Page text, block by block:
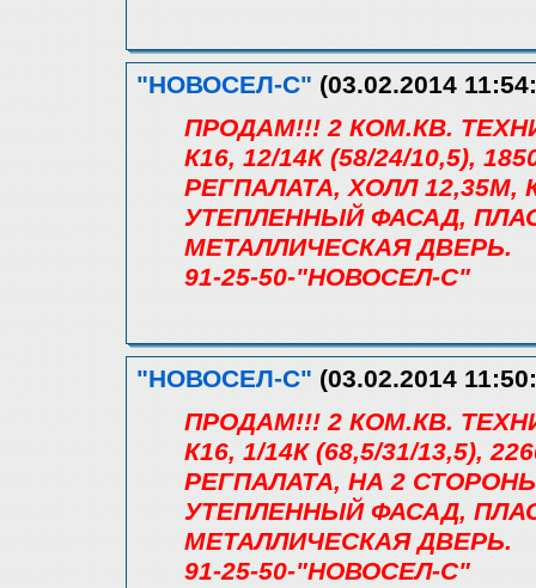
"НОВОСЕЛ-С" (03.02.2014
ПРОДАМ!!! 2 КОМ.КВ.
К16, 12/14К (58/24/10,5),
РЕГПАЛАТА, ХОЛЛ 12,35М,
УТЕПЛЕННЫЙ ФАСАД,
МЕТАЛЛИЧЕСКАЯ ДВЕРЬ.
91-25-50-"НОВОСЕЛ-С"
"НОВОСЕЛ-С" (03.02.2014
ПРОДАМ!!! 2 КОМ.КВ.
К16, 1/14К (68,5/31/13,5),
РЕГПАЛАТА, НА 2
УТЕПЛЕННЫЙ ФАСАД,
МЕТАЛЛИЧЕСКАЯ ДВЕРЬ.
91-25-50-"НОВОСЕЛ-С"